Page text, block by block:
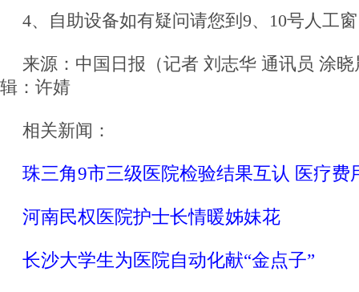
4、自助设备如有疑问请您到9、10号人工
来源：中国日报（记者 刘志华 通讯员 涂
辑：许婧
相关新闻：
珠三角9市三级医院检验结果互认 医疗费
河南民权医院护士长情暖姊妹花
长沙大学生为医院自动化献“金点子”